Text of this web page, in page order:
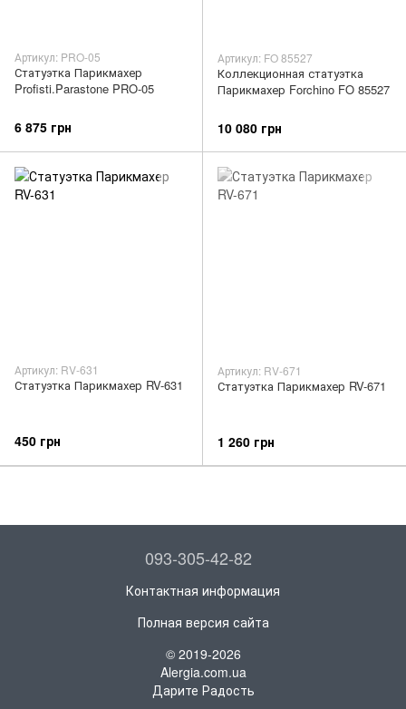
Артикул: PRO-05
Статуэтка Парикмахер
Profisti.Parastone PRO-05
6 875 грн
Артикул: FO 85527
Коллекционная статуэтка
Парикмахер Forchino FO 85527
10 080 грн
Артикул: RV-631
Статуэтка Парикмахер RV-631
450 грн
Артикул: RV-671
Статуэтка Парикмахер RV-671
1 260 грн
093-305-42-82
Контактная информация
Полная версия сайта
© 2019-2026
Alergia.com.ua
Дарите Радость